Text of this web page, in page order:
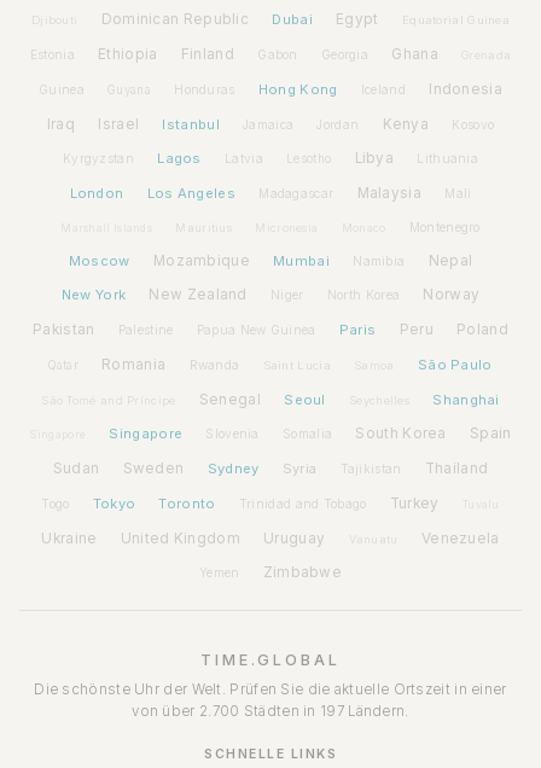
Djibouti Dominican Republic Dubai Egypt Equatorial Guinea
Estonia Ethiopia Finland Gabon Georgia Ghana Grenada
Guinea Guyana Honduras Hong Kong Iceland Indonesia
Iraq Israel Istanbul Jamaica Jordan Kenya Kosovo
Kyrgyzstan Lagos Latvia Lesotho Libya Lithuania
London Los Angeles Madagascar Malaysia Mali
Mauritius Micronesia Monaco Montenegro
Moscow Mozambique Mumbai Namibia Nepal
New York New Zealand Niger North Korea Norway
Pakistan Palestine Papua New Guinea Paris Peru Poland
Qatar Romania Rwanda Saint Lucia Samoa São Paulo
São Tomé and Príncipe Senegal Seoul Seychelles Shanghai
Singapore Slovenia Somalia South Korea Spain
Sudan Sweden Sydney Syria Tajikistan Thailand
Togo Tokyo Toronto Trinidad and Tobago Turkey Tuvalu
Ukraine United Kingdom Uruguay Vanuatu Venezuela
Yemen Zimbabwe
TIME.GLOBAL
Die schönste Uhr der Welt. Prüfen Sie die aktuelle Ortszeit in einer
von über 2.700 Städten in 197 Ländern.
SCHNELLE LINKS